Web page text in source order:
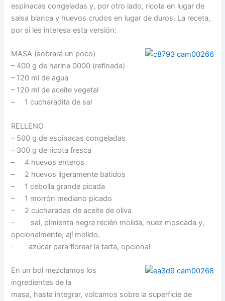
espinacas congeladas y, por otro lado, ricota en lugar de
salsa blanca y huevos crudos en lugar de duros. La receta,
por si les interesa esta versión:
MASA (sobrará un poco)
– 400 g de harina 0000 (refinada)
– 120 ml de agua
– 120 ml de aceite vegetal
– 1 cucharadita de sal
RELLENO
– 500 g de espinacas congeladas
– 300 g de ricota fresca
– 4 huevos enteros
– 2 huevos ligeramente batidos
– 1 cebolla grande picada
– 1 morrón mediano picado
– 2 cucharadas de aceite de oliva
– sal, pimienta negra recién molida, nuez moscada y,
opcionalmente, ají molido.
– azúcar para florear la tarta, opcional
En un bol mezclamos los
ingredientes de la
masa, hasta integrar, volcamos sobre la superficie de